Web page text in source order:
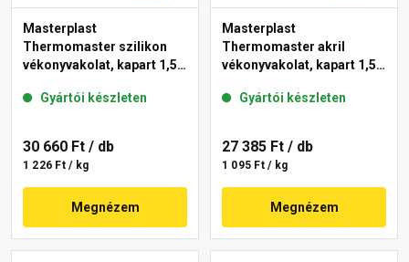
Masterplast
Thermomaster szilikon
vékonyvakolat, kapart 1,5
Gyártói készleten
30 660 Ft / db
1 226 Ft / kg
Megnézem
Masterplast
Thermomaster akril
vékonyvakolat, kapart 1,5
Gyártói készleten
27 385 Ft / db
1 095 Ft / kg
Megnézem